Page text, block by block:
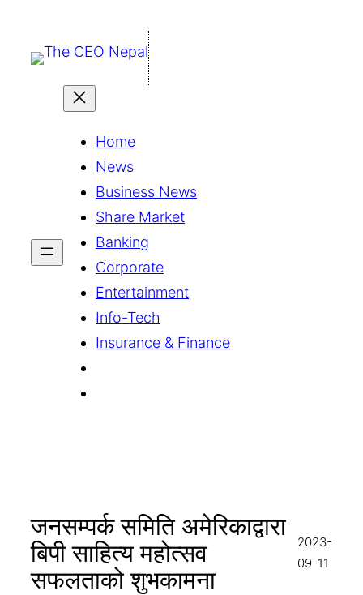
जानुहोस्
Home
News
Business News
Share Market
Banking
Corporate
Entertainment
Info-Tech
Insurance & Finance
जनसम्पर्क समिति अमेरिकाद्वारा
बिपी साहित्य महोत्सव
सफलताको शुभकामना
2023-
09-11